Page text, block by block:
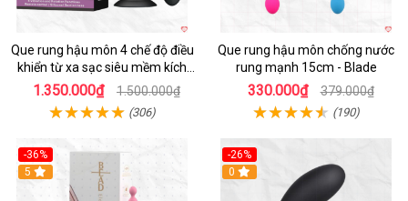
Que rung hậu môn 4 chế độ điều
khiển từ xa sạc siêu mềm kích
thích
1.350.000₫ 1.500.000₫
(306)
Que rung hậu môn chống nước
rung mạnh 15cm - Blade
330.000₫ 379.000₫
(190)
-36%
5
-26%
0